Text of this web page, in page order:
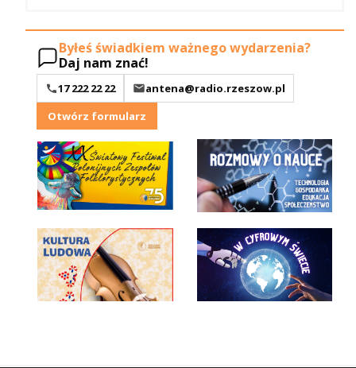
Byłeś świadkiem ważnego wydarzenia?
Daj nam znać!
17 222 22 22
antena@radio.rzeszow.pl
Otwórz formularz